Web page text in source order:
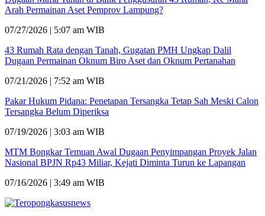
Arah Permainan Aset Pemprov Lampung?
07/27/2026 | 5:07 am WIB
43 Rumah Rata dengan Tanah, Gugatan PMH Ungkap Dalil
Dugaan Permainan Oknum Biro Aset dan Oknum Pertanahan
07/21/2026 | 7:52 am WIB
Pakar Hukum Pidana: Penetapan Tersangka Tetap Sah Meski Calon
Tersangka Belum Diperiksa
07/19/2026 | 3:03 am WIB
MTM Bongkar Temuan Awal Dugaan Penyimpangan Proyek Jalan
Nasional BPJN Rp43 Miliar, Kejati Diminta Turun ke Lapangan
07/16/2026 | 3:49 am WIB